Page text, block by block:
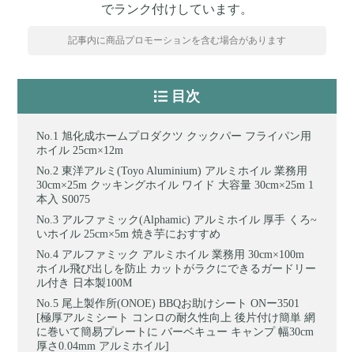
でランク付けしています。
記事内に商品プロモーションを含む場合があります
目次
旭化成ホームプロダクツ クックパー フライパン用
ホイル 25cm×12m
東洋アルミ(Toyo Aluminium) アルミホイル 業務用
30cm×25m クッキングホイル ワイド 大容量 30cm×25m 1
本入 S0075
アルファミック(Alphamic) アルミホイル 厚手 くろ~
いホイル 25cm×5m 焼き芋におすすめ
アルファミック アルミホイル 業務用 30cm×100m
ホイル飛び出しを防止 カットがラクにできるガードリー
ル付き 日本製100M
尾上製作所(ONOE) BBQお助けシート ONー3501
[極厚アルミシート コンロの耐久性向上 後片付け簡単 網
に巻いて簡易プレートに バーベキュー キャンプ 幅30cm
厚さ0.04mm アルミホイル]